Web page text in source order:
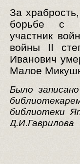
За
борьбе с
участник
войны II
Иванович
Малое
Было
библиотеки
Д.И.Гаврилова